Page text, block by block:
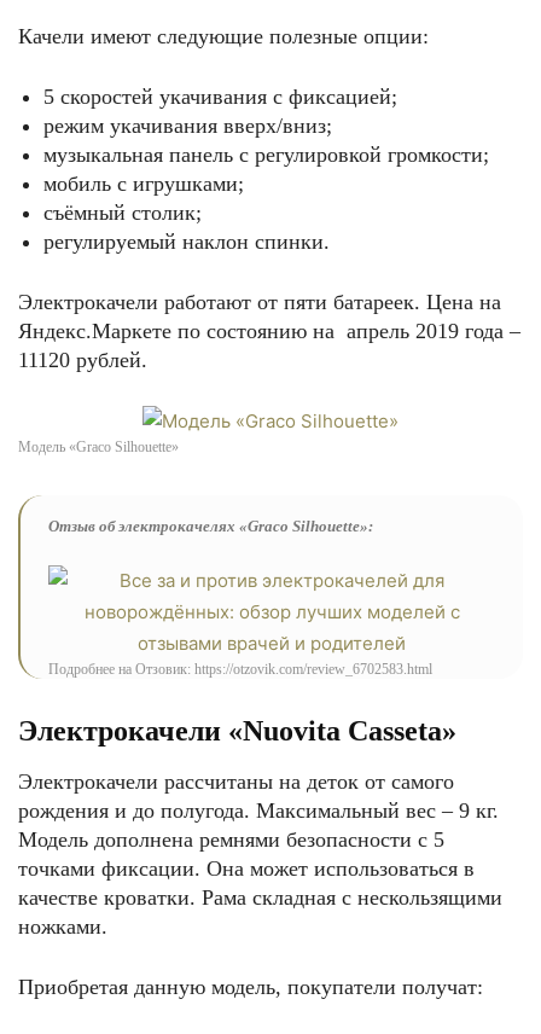
Качели имеют следующие полезные опции:
5 скоростей укачивания с фиксацией;
режим укачивания вверх/вниз;
музыкальная панель с регулировкой громкости;
мобиль с игрушками;
съёмный столик;
регулируемый наклон спинки.
Электрокачели работают от пяти батареек. Цена на
Яндекс.Маркете по состоянию на апрель 2019 года –
11120 рублей.
Модель «Graco Silhouette»
Отзыв об электрокачелях «Graco Silhouette»:
Подробнее на Отзовик: https://otzovik.com/review_6702583.html
Электрокачели «Nuovita Casseta»
Электрокачели рассчитаны на деток от самого
рождения и до полугода. Максимальный вес – 9 кг.
Модель дополнена ремнями безопасности с 5
точками фиксации. Она может использоваться в
качестве кроватки. Рама складная с нескользящими
ножками.
Приобретая данную модель, покупатели получат: